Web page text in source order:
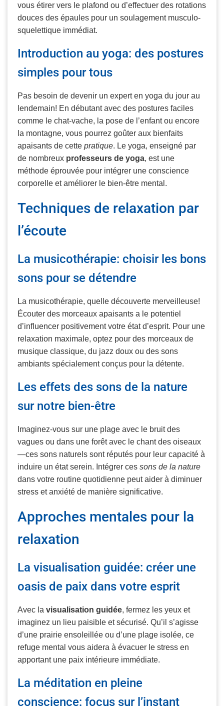
vous étirer vers le plafond ou d’effectuer des rotations
douces des épaules pour un soulagement musculo-
squelettique immédiat.
Introduction au yoga: des postures
simples pour tous
Pas besoin de devenir un expert en yoga du jour au
lendemain! En débutant avec des postures faciles
comme le chat-vache, la pose de l’enfant ou encore
la montagne, vous pourrez goûter aux bienfaits
apaisants de cette pratique. Le yoga, enseigné par
de nombreux professeurs de yoga, est une
méthode éprouvée pour intégrer une conscience
corporelle et améliorer le bien-être mental.
Techniques de relaxation par
l’écoute
La musicothérapie: choisir les bons
sons pour se détendre
La musicothérapie, quelle découverte merveilleuse!
Écouter des morceaux apaisants a le potentiel
d’influencer positivement votre état d’esprit. Pour une
relaxation maximale, optez pour des morceaux de
musique classique, du jazz doux ou des sons
ambiants spécialement conçus pour la détente.
Les effets des sons de la nature
sur notre bien-être
Imaginez-vous sur une plage avec le bruit des
vagues ou dans une forêt avec le chant des oiseaux
—ces sons naturels sont réputés pour leur capacité à
induire un état serein. Intégrer ces sons de la nature
dans votre routine quotidienne peut aider à diminuer
stress et anxiété de manière significative.
Approches mentales pour la
relaxation
La visualisation guidée: créer une
oasis de paix dans votre esprit
Avec la visualisation guidée, fermez les yeux et
imaginez un lieu paisible et sécurisé. Qu’il s’agisse
d’une prairie ensoleillée ou d’une plage isolée, ce
refuge mental vous aidera à évacuer le stress en
apportant une paix intérieure immédiate.
La méditation en pleine
conscience: focus sur l’instant